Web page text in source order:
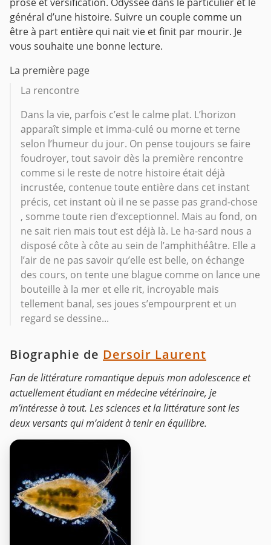
général d’une histoire. Suivre un couple comme un
être à part entière qui nait vie et finit par mourir. Je
vous souhaite une bonne lecture.
La première page
La rencontre
Dans la vie, parfois c’est le calme plat. L’horizon
apparaît simple et imma-culé ou morne et terne
selon l’humeur du jour. On pense toujours se faire
foudroyer, tout savoir dès la première rencontre
comme si le reste de notre histoire était déjà
incrustée, contenue toute entière dans cet instant
précis, cet instant où il ne se passe pas grand-chose
, somme toute rien d’exceptionnel. Mais au fond, on
ne sait rien mais tout est déjà là. Le ha-sard nous a
disposé côte à côte au sein de l’amphithéâtre. Elle a
l’air de ne pas savoir qu’elle est belle, on échange
des cours, on tente une blague comme on lance une
bouteille à la mer et elle rit, incroyable mais
tellement banal, ses joues s’empourprent et un
regard se dessine...
Biographie de Dersoir Laurent
Fan de littérature romantique depuis mon adolescence et
actuellement étudiant en médecine vétérinaire, je
m’intéresse à tout. Les sciences et la littérature sont les
deux versants qui m’aident à tenir en équilibre.